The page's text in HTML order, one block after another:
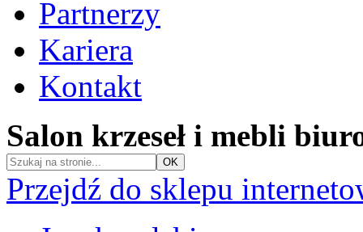
Partnerzy
Kariera
Kontakt
Salon krzeseł i mebli
Przejdź do sklepu